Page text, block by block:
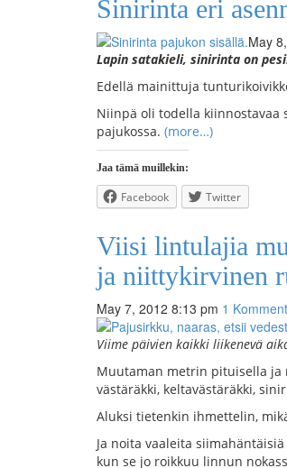
Sinirinta eri
May
Lapin satakieli, sinirinta on
Edellä mainittuja
Niinpä oli todella kiinnostavaa
pajukossa. (more…)
Jaa tämä muillekin:
Facebook Twitter
Viisi lintulajia
ja niittykirvinen
May 7, 2012 8:13 pm 1
Viime päivien kaikki liikenevä
Muutaman metrin pituisella ja
västäräkki, keltavästäräkki,
Aluksi tietenkin ihmettelin,
Ja noita vaaleita
kun se jo roikkuu linnun